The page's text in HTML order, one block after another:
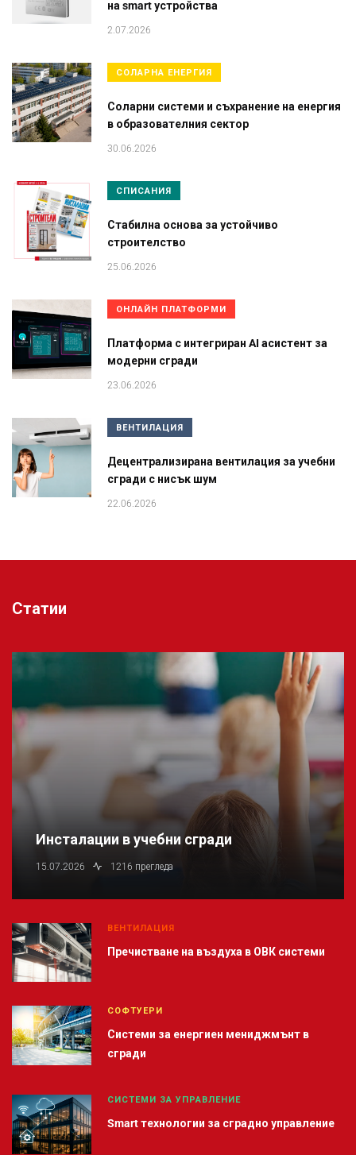
на smart устройства
2.07.2026
СОЛАРНА ЕНЕРГИЯ
Соларни системи и съхранение на енергия
в образователния сектор
30.06.2026
СПИСАНИЯ
Стабилна основа за устойчиво
строителство
25.06.2026
ОНЛАЙН ПЛАТФОРМИ
Платформа с интегриран AI асистент за
модерни сгради
23.06.2026
ВЕНТИЛАЦИЯ
Децентрализирана вентилация за учебни
сгради с нисък шум
22.06.2026
Статии
Инсталации в учебни сгради
15.07.2026 1216 прегледа
ВЕНТИЛАЦИЯ
Пречистване на въздуха в ОВК системи
СОФТУЕРИ
Системи за енергиен мениджмънт в
сгради
СИСТЕМИ ЗА УПРАВЛЕНИЕ
Smart технологии за сградно управление